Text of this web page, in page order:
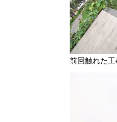
前回触れた